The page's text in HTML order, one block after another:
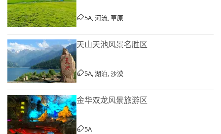
5A, 河流, 草原
天山天池风景名胜区
5A, 湖泊, 沙漠
金华双龙风景旅游区
5A